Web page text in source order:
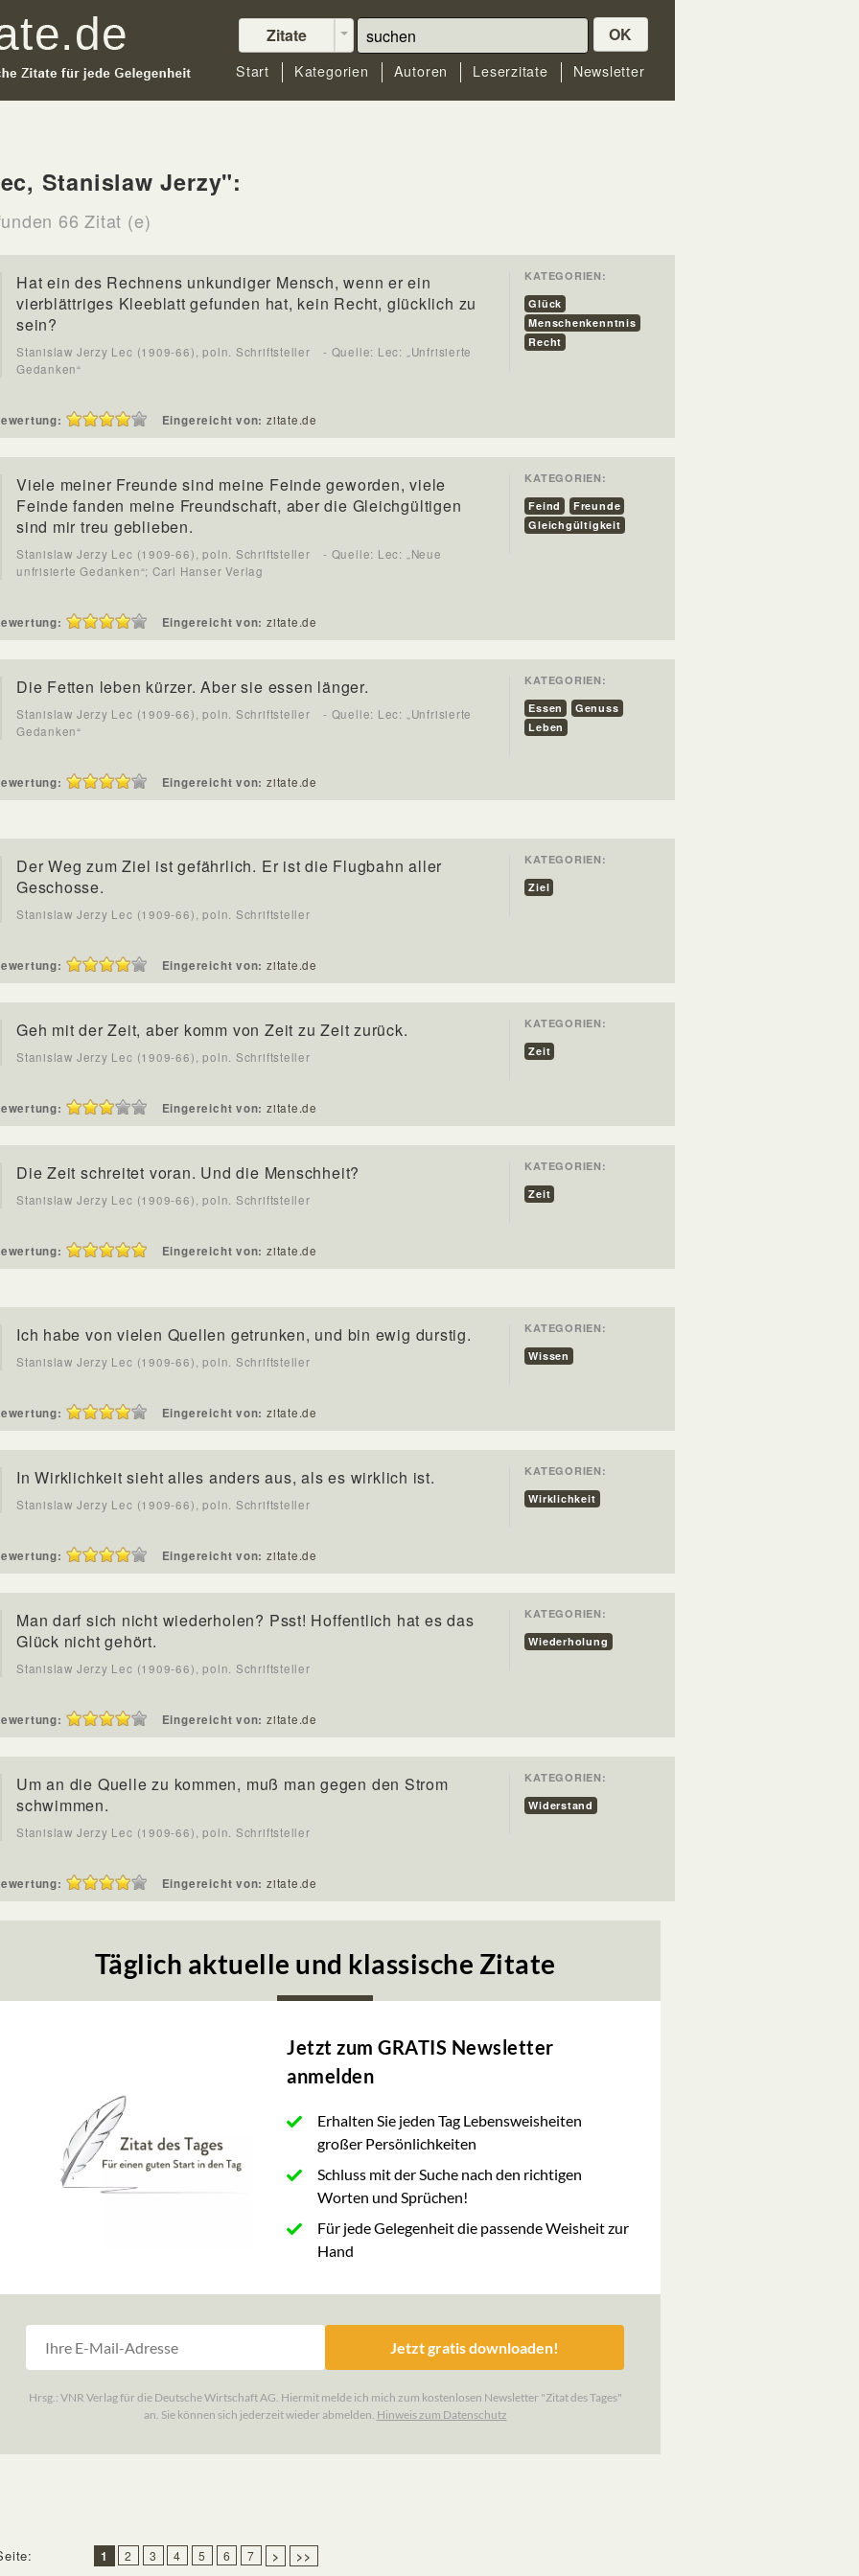
Zitate OK
Start Kategorien Autoren Leserzitate Newsletter
Stanislaw Jerzy":
66 Zitat (e)
Hat ein des Rechnens unkundiger Mensch, wenn er ein
vierblättriges Kleeblatt gefunden hat, kein Recht, glücklich zu
sein?
Stanislaw Jerzy Lec (1909-66), poln. Schriftsteller
- Quelle: Lec: „Unfrisierte
Gedanken“
KATEGORIEN:
Glück
Menschenkenntnis
Recht
Eingereicht von: zitate.de
Viele meiner Freunde sind meine Feinde geworden, viele
Feinde fanden meine Freundschaft, aber die Gleichgültigen
sind mir treu geblieben.
Stanislaw Jerzy Lec (1909-66), poln. Schriftsteller
- Quelle: Lec: „Neue
unfrisierte Gedanken“; Carl Hanser Verlag
KATEGORIEN:
Feind
Freunde
Gleichgültigkeit
Eingereicht von: zitate.de
Die Fetten leben kürzer. Aber sie essen länger.
Stanislaw Jerzy Lec (1909-66), poln. Schriftsteller
- Quelle: Lec: „Unfrisierte
Gedanken“
KATEGORIEN:
Essen
Genuss
Leben
Eingereicht von: zitate.de
Der Weg zum Ziel ist gefährlich. Er ist die Flugbahn aller
Geschosse.
Stanislaw Jerzy Lec (1909-66), poln. Schriftsteller
KATEGORIEN:
Ziel
Eingereicht von: zitate.de
Geh mit der Zeit, aber komm von Zeit zu Zeit zurück.
Stanislaw Jerzy Lec (1909-66), poln. Schriftsteller
KATEGORIEN:
Zeit
Eingereicht von: zitate.de
Die Zeit schreitet voran. Und die Menschheit?
Stanislaw Jerzy Lec (1909-66), poln. Schriftsteller
KATEGORIEN:
Zeit
Eingereicht von: zitate.de
Ich habe von vielen Quellen getrunken, und bin ewig durstig.
Stanislaw Jerzy Lec (1909-66), poln. Schriftsteller
KATEGORIEN:
Wissen
Eingereicht von: zitate.de
In Wirklichkeit sieht alles anders aus, als es wirklich ist.
Stanislaw Jerzy Lec (1909-66), poln. Schriftsteller
KATEGORIEN:
Wirklichkeit
Eingereicht von: zitate.de
Man darf sich nicht wiederholen? Psst! Hoffentlich hat es das
Glück nicht gehört.
Stanislaw Jerzy Lec (1909-66), poln. Schriftsteller
KATEGORIEN:
Wiederholung
Eingereicht von: zitate.de
Um an die Quelle zu kommen, muß man gegen den Strom
schwimmen.
Stanislaw Jerzy Lec (1909-66), poln. Schriftsteller
KATEGORIEN:
Widerstand
Eingereicht von: zitate.de
1 2 3 4 5 6 7 > >>